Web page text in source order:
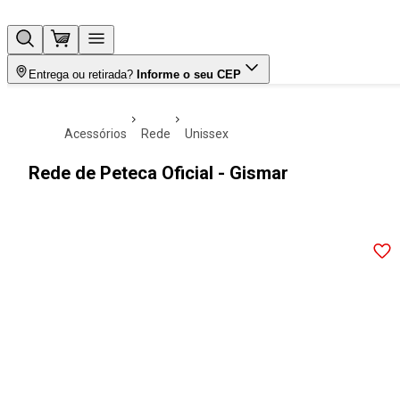
Entrega ou retirada? Informe o seu CEP
acessórios rede unissex
Rede de Peteca Oficial - Gismar